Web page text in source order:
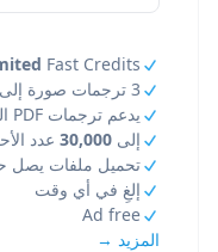
Fast Credits
3 ترجمات صورة إلى صورة/اليوم
يدعم ترجمات PDF الممسوحة ضوئيا
إلى 30,000 عدد
تحميل ملفات يصل
إلغِ في أي وقت
Ad free
المزيد →